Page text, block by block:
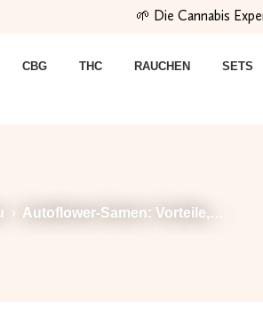
🌱 Die Cannabis
CBG THC RAUCHEN SETS
› Autoflower-Samen: Vorteile,…